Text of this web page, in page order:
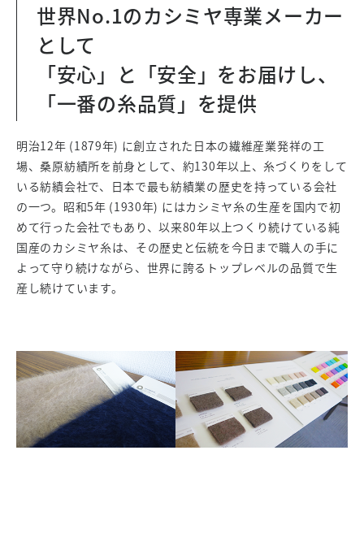
世界No.1のカシミヤ専業メーカー
として
「安心」と「安全」をお届けし、
「一番の糸品質」を提供
明治12年 (1879年) に創立された日本の繊維産業発祥の工
場、桑原紡績所を前身として、約130年以上、糸づくりをして
いる紡績会社で、日本で最も紡績業の歴史を持っている会社
の一つ。昭和5年 (1930年) にはカシミヤ糸の生産を国内で初
めて行った会社でもあり、以来80年以上つくり続けている純
国産のカシミヤ糸は、その歴史と伝統を今日まで職人の手に
よって守り続けながら、世界に誇るトップレベルの品質で生
産し続けています。